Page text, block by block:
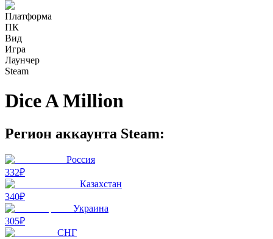
Платформа
ПК
Вид
Игра
Лаунчер
Steam
Dice A Million
Регион аккаунта Steam:
Россия
332₽
Казахстан
340₽
Украина
305₽
СНГ